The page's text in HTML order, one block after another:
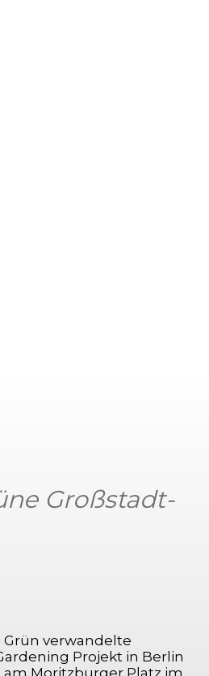
Großstadt-
verwandelte
Projekt in Berlin
Moritzburger Platz im